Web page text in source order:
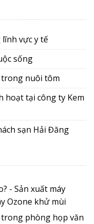
vực y tế
sống
trong nuôi tôm
hoạt tại công ty Kem
sạn Hải Đăng
- Sản xuất máy
Ozone khử mùi
phòng họp văn